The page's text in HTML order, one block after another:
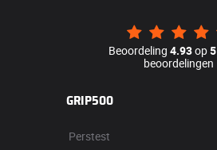
Beoordeling 4.93op5
beoordelingen
GRIP500
Perstest